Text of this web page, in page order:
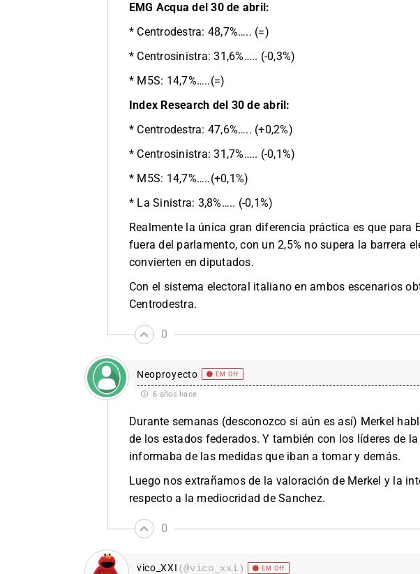
EMG Acqua del 30 de abril:
* Centrodestra: 48,7%….. (=)
* Centrosinistra: 31,6%….. (-0,3%)
* M5S: 14,7%…..(=)
Index Research del 30 de abril:
* Centrodestra: 47,6%….. (+0,2%)
* Centrosinistra: 31,7%….. (-0,1%)
* M5S: 14,7%…..(+0,1%)
* La Sinistra: 3,8%….. (-0,1%)
Realmente la única gran diferencia práctica es que para
fuera del parlamento, con un 2,5% no supera la barrera
convierten en diputados.
Con el sistema electoral italiano en ambos escenarios
Centrodestra.
0
Neoproyecto EM Off
6 años hace
Durante semanas (desconozco si aún es así) Merkel
de los estados federados. Y también con los líderes de
informaba de las medidas que iban a tomar y demás.
Luego nos extrañamos de la valoración de Merkel y la
respecto a la mediocridad de Sanchez.
0
vico_XXI (@vico_xxi) EM Off